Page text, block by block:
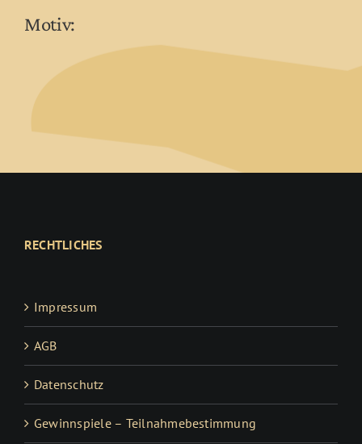
Motiv:
RECHTLICHES
Impressum
AGB
Datenschutz
Gewinnspiele – Teilnahmebestimmung